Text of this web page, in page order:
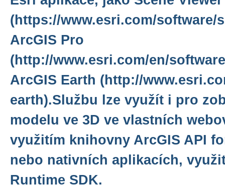
(https://www.esri.com/software/
ArcGIS Pro
(http://www.esri.com/en/
ArcGIS Earth (http://
earth).Službu lze využít i pro
modelu ve 3D ve vlastních
využitím knihovny ArcGIS API
nebo nativních aplikacích,
Runtime SDK.